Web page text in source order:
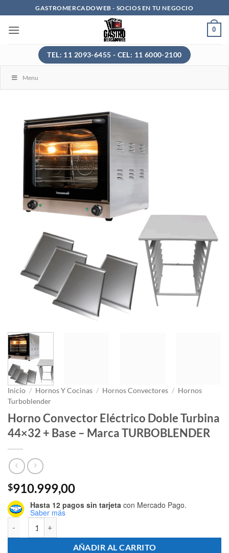
al
contenido
GASTROMERCADOWEB - SOCIOS EN TU NEGOCIO
0
TEL: 11 2093-6455 - CEL: 11 6000-2100
Menu
Inicio / Hornos Y Cocinas / Hornos Convectores / Hornos
Turboblender
Horno Convector Eléctrico Doble Turbina
44×32 + Base – Marca TURBOBLENDER
$910.999,00
Hasta 12 pagos sin tarjeta con Mercado Pago.
Saber más
AÑADIR AL CARRITO